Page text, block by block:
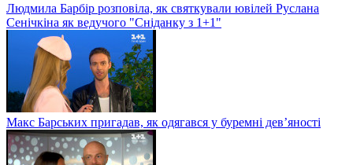
Людмила Барбір розповіла, як святкували ювілей Руслана
Сенічкіна як ведучого "Сніданку з 1+1"
Макс Барських пригадав, як одягався у буремні дев’яності